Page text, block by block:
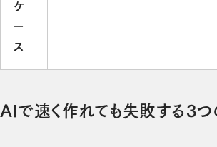
ケ
ー
ス
AIで速く作れても失敗する3つ